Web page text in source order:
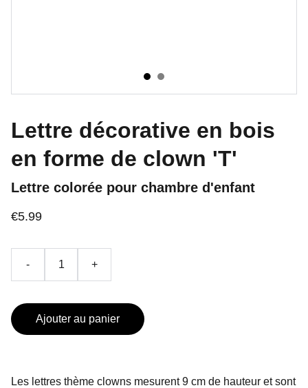
Lettre décorative en bois
en forme de clown 'T'
Lettre colorée pour chambre d'enfant
€5.99
- +
Ajouter au panier
Les lettres thème clowns mesurent 9 cm de hauteur et sont